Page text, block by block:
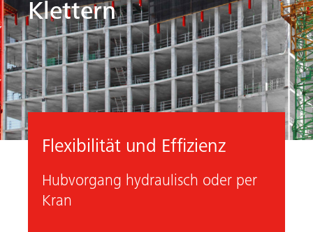
Klettern
Flexibilität und Effizienz
Hubvorgang hydraulisch oder per
Kran